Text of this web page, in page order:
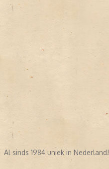
Al sinds 1984 uniek in Nederland!